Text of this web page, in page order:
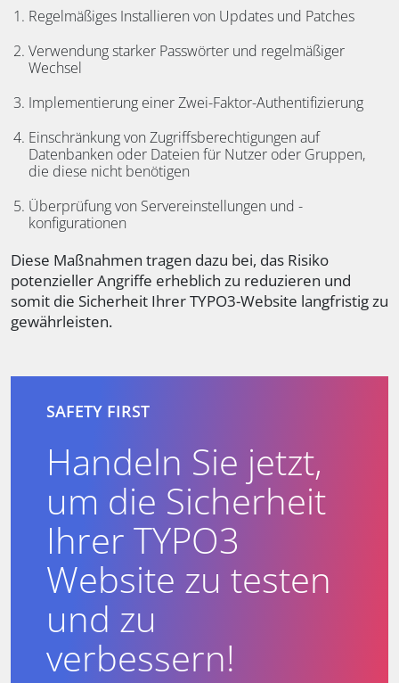
Regelmäßiges Installieren von Updates und Patches
Verwendung starker Passwörter und regelmäßiger
Wechsel
Implementierung einer Zwei-Faktor-Authentifizierung
Einschränkung von Zugriffsberechtigungen auf
Datenbanken oder Dateien für Nutzer oder Gruppen,
die diese nicht benötigen
Überprüfung von Servereinstellungen und -
konfigurationen
Diese Maßnahmen tragen dazu bei, das Risiko
potenzieller Angriffe erheblich zu reduzieren und
somit die Sicherheit Ihrer TYPO3-Website langfristig zu
gewährleisten.
SAFETY FIRST
Handeln Sie jetzt,
um die Sicherheit
Ihrer TYPO3
Website zu testen
und zu
verbessern!